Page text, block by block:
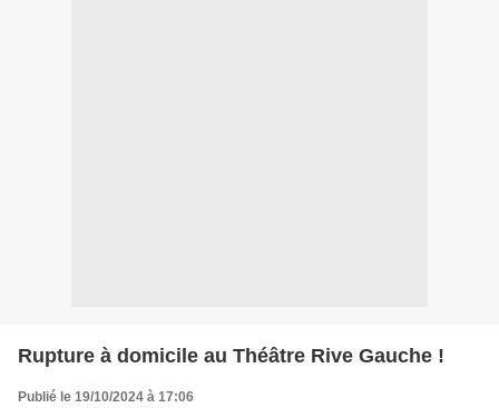
Rupture à domicile au Théâtre Rive Gauche !
Publié le 19/10/2024 à 17:06